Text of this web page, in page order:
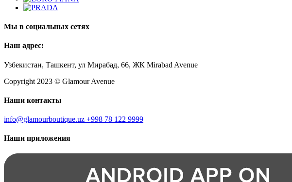
Мы в социальных сетях
Наш адрес:
Узбекистан, Ташкент, ул Мирабад, 66, ЖК Mirabad Avenue
Copyright 2023 © Glamour Avenue
Наши контакты
info@glamourboutique.uz +998 78 122 9999
Наши приложения